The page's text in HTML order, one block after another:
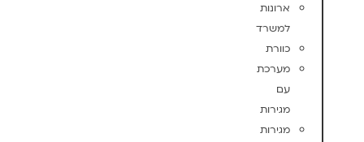
ארונות
למשרד
כוורת
מערכת
עם
מגירות
מגירות